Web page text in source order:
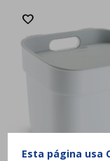
Esta página usa